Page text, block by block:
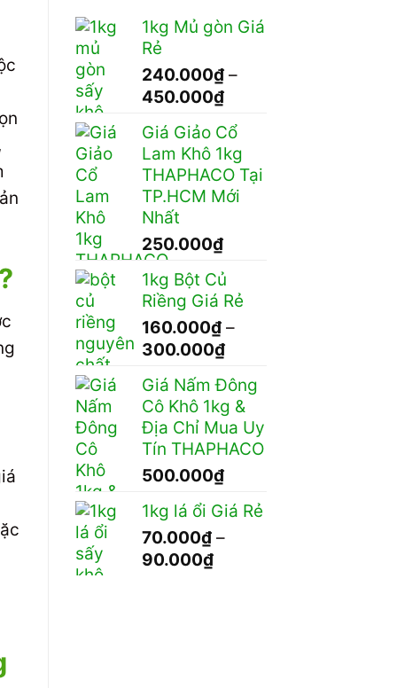
1kg Mủ gòn Giá
Rẻ
240.000₫ –
450.000₫Khoảng
từ
240.000₫
đến
450.000₫
Giá Giảo Cổ
Lam Khô 1kg
THAPHACO Tại
TP.HCM Mới
Nhất
250.000₫
1kg Bột Củ
Riềng Giá Rẻ
160.000₫ –
300.000₫Khoảng
từ
160.000₫
đến
300.000₫
Giá Nấm Đông
Cô Khô 1kg &
Địa Chỉ Mua Uy
Tín THAPHACO
500.000₫
1kg lá ổi Giá Rẻ
70.000₫ –
90.000₫Khoảng